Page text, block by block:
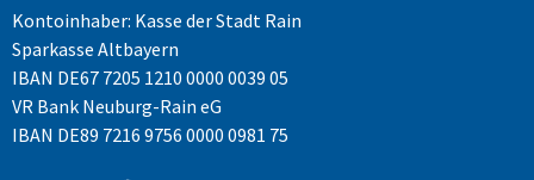
Kontoinhaber: Kasse der Stadt Rain
Sparkasse Altbayern
IBAN DE67 7205 1210 0000 0039 05
VR Bank Neuburg-Rain eG
IBAN DE89 7216 9756 0000 0981 75